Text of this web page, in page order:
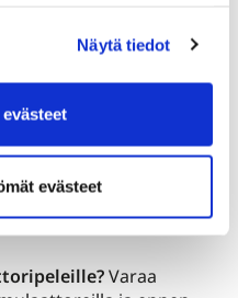
Näytä tiedot
evästeet
Golfaa.fi(Emirates
Golfaa.fi(TPC
Golfaa.fi(Ilmoitetaan
Varaa